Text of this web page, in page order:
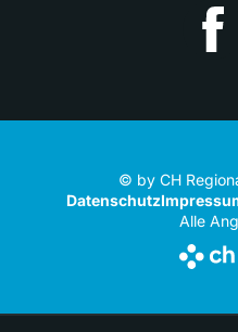
© by CH
Datenschutz
Alle